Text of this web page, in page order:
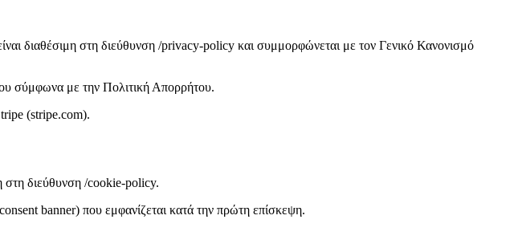
διαθέσιμη στη διεύθυνση /privacy-policy και συμμορφώνεται με τον Γενικό Κανονισμό
σύμφωνα με την Πολιτική Απορρήτου.
(stripe.com).
στη διεύθυνση /cookie-policy.
banner) που εμφανίζεται κατά την πρώτη επίσκεψη.